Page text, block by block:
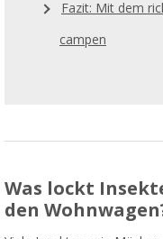
Fazit: Mit dem
campen
Was lockt
den